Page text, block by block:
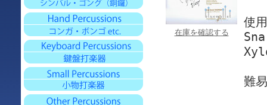
在庫を確認する
使
難